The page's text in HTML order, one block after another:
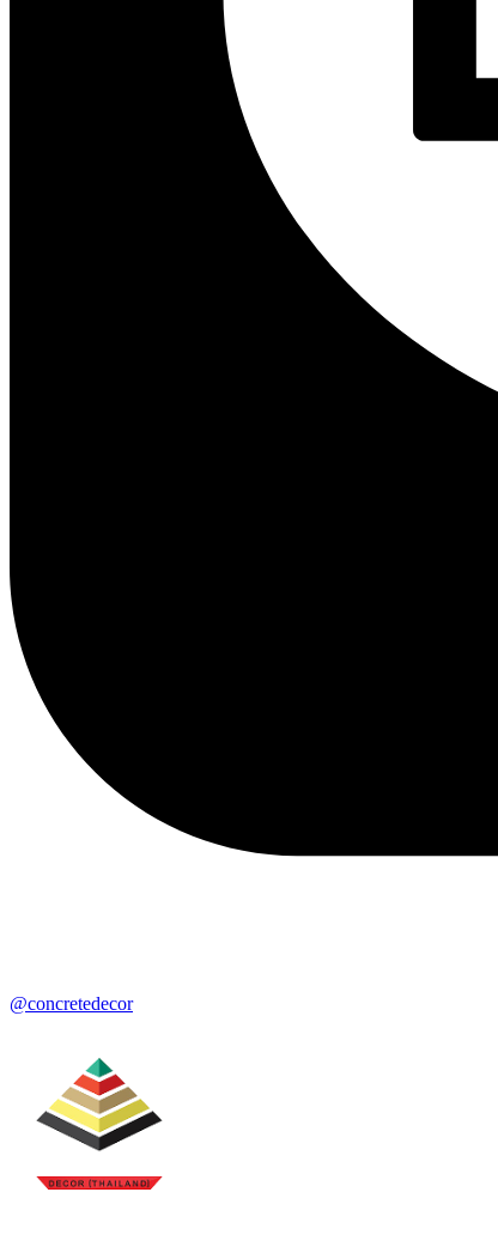
@concretedecor